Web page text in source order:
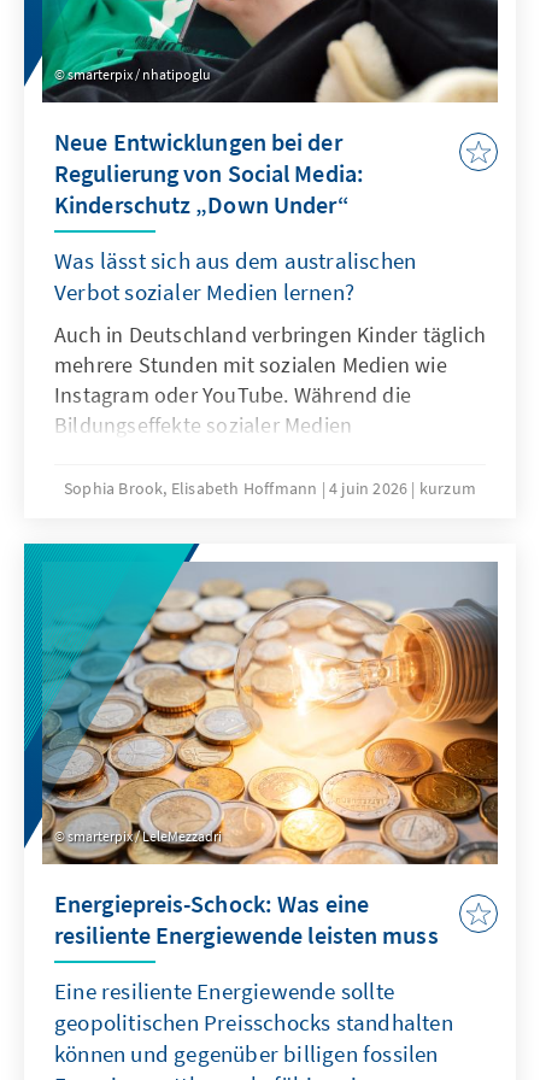
smarterpix / nhatipoglu
Neue Entwicklungen bei der
Regulierung von Social Media:
Kinderschutz „Down Under“
Was lässt sich aus dem australischen
Verbot sozialer Medien lernen?
Auch in Deutschland verbringen Kinder täglich
mehrere Stunden mit sozialen Medien wie
Instagram oder YouTube. Während die
Bildungseffekte sozialer Medien
für Suchtgefahr und weitere problematische
Ist das australische Verbot von Social Media
eine Antwort auf diese Herausforderung?
Sophia Brook, Elisabeth Hoffmann 4 juin 2026 kurzum
smarterpix / LeleMezzadri
Energiepreis-Schock: Was eine
resiliente Energiewende leisten muss
Eine resiliente Energiewende sollte
geopolitischen Preisschocks standhalten
können und gegenüber billigen fossilen